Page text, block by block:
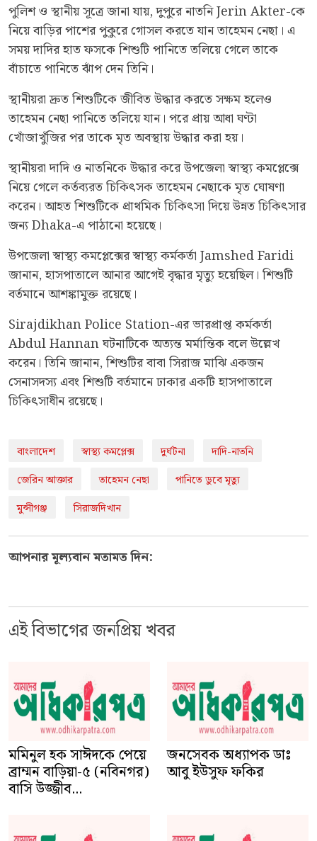
পুলিশ ও স্থানীয় সূত্রে জানা যায়, দুপুরে নাতনি Jerin Akter-কে
নিয়ে বাড়ির পাশের পুকুরে গোসল করতে যান তাহেমন নেছা। এ
সময় দাদির হাত ফসকে শিশুটি পানিতে তলিয়ে গেলে তাকে
বাঁচাতে পানিতে ঝাঁপ দেন তিনি।
স্থানীয়রা দ্রুত শিশুটিকে জীবিত উদ্ধার করতে সক্ষম হলেও
তাহেমন নেছা পানিতে তলিয়ে যান। পরে প্রায় আধা ঘণ্টা
খোঁজাখুঁজির পর তাকে মৃত অবস্থায় উদ্ধার করা হয়।
স্থানীয়রা দাদি ও নাতনিকে উদ্ধার করে উপজেলা স্বাস্থ্য কমপ্লেক্সে
নিয়ে গেলে কর্তব্যরত চিকিৎসক তাহেমন নেছাকে মৃত ঘোষণা
করেন। আহত শিশুটিকে প্রাথমিক চিকিৎসা দিয়ে উন্নত চিকিৎসার
জন্য Dhaka-এ পাঠানো হয়েছে।
উপজেলা স্বাস্থ্য কমপ্লেক্সের স্বাস্থ্য কর্মকর্তা Jamshed Faridi
জানান, হাসপাতালে আনার আগেই বৃদ্ধার মৃত্যু হয়েছিল। শিশুটি
বর্তমানে আশঙ্কামুক্ত রয়েছে।
Sirajdikhan Police Station-এর ভারপ্রাপ্ত কর্মকর্তা
Abdul Hannan ঘটনাটিকে অত্যন্ত মর্মান্তিক বলে উল্লেখ
করেন। তিনি জানান, শিশুটির বাবা সিরাজ মাঝি একজন
সেনাসদস্য এবং শিশুটি বর্তমানে ঢাকার একটি হাসপাতালে
চিকিৎসাধীন রয়েছে।
বাংলাদেশ স্বাস্থ্য কমপ্লেক্স দুর্ঘটনা
দাদি-নাতনি
জেরিন আক্তার
তাহেমন নেছা
পানিতে ডুবে মৃত্যু
মুন্সীগঞ্জ
সিরাজদিখান
আপনার মূল্যবান মতামত দিন:
এই বিভাগের জনপ্রিয় খবর
মমিনুল হক সাঈদকে পেয়ে
ব্রাম্মন বাড়িয়া-৫ (নবিনগর)
বাসি উজ্জীব...
জনসেবক অধ্যাপক ডাঃ
আবু ইউসুফ ফকির